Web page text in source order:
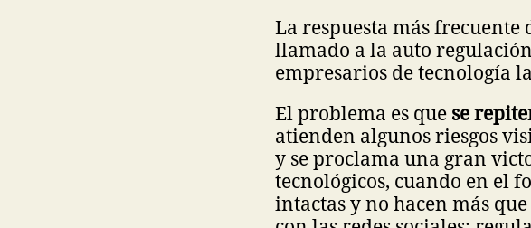
La respuesta más
llamado a la auto
empresarios de tecnología
El problema es que se
atienden algunos riesgos
y se proclama una gran
tecnológicos, cuando en el
intactas y no hacen más